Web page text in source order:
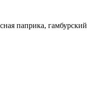
паприка, гамбурский